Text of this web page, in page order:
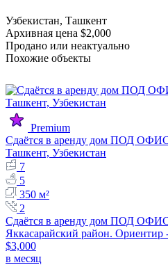
Узбекистан, Ташкент
Архивная цена $2,000
Продано или неактуально
Похожие объекты
Premium
Сдаётся в аренду дом ПОД
Ташкент, Узбекистан
7
5
350 м²
2
Сдаётся в аренду дом ПОД
Яккасарайский район.
$3,000
в месяц